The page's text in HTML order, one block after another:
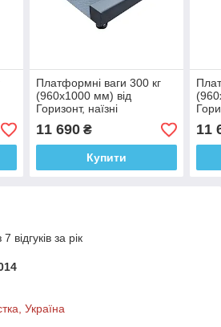
Платформні ваги 300 кг
(960х1000 мм) від
Горизонт, наїзні
низькопрофільні, з
вбудованими пандусами
11 690₴
Купити
11
відгуків за рік
Україна